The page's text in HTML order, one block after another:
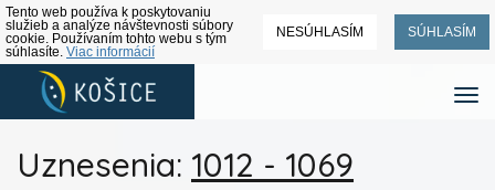
Tento web používa k poskytovaniu
služieb a analýze návštevnosti súbory
cookie. Používaním tohto webu s tým
súhlasíte. Viac informácií
NESÚHLASÍM SÚHLASÍM
Uznesenia: 1012 - 1069